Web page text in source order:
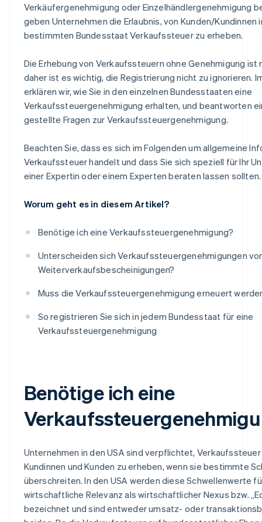
Verkäufergenehmigung oder Einzelhändlergenehmigung
geben Unternehmen die Erlaubnis, von Kunden/Kundinnen
bestimmten Bundesstaat Verkaufssteuer zu erheben.
Die Erhebung von Verkaufssteuern ohne Genehmigung ist
daher ist es wichtig, die Registrierung nicht zu ignorieren.
erklären wir, wie Sie in den einzelnen Bundesstaaten eine
Verkaufssteuergenehmigung erhalten, und beantworten
gestellte Fragen zur Verkaufssteuergenehmigung.
Beachten Sie, dass es sich im Folgenden um allgemeine
Verkaufssteuer handelt und dass Sie sich speziell für Ihr
einer Expertin oder einem Experten beraten lassen sollten.
Worum geht es in diesem Artikel?
Benötige ich eine Verkaufssteuergenehmigung?
Unterscheiden sich Verkaufssteuergenehmigungen
Weiterverkaufsbescheinigungen?
Muss die Verkaufssteuergenehmigung erneuert
So registrieren Sie sich in jedem Bundesstaat für eine
Verkaufssteuergenehmigung
Benötige ich eine
Unternehmen in den USA sind verpflichtet,
Kundinnen und Kunden zu erheben, wenn sie bestimmte
überschreiten. In den USA werden diese Schwellenwerte
wirtschaftliche Relevanz als wirtschaftlicher Nexus bzw.
bezeichnet und sind entweder umsatz- oder